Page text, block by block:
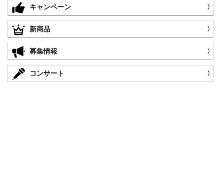
キャンペーン 〉
新商品 〉
募集情報 〉
コンサート 〉